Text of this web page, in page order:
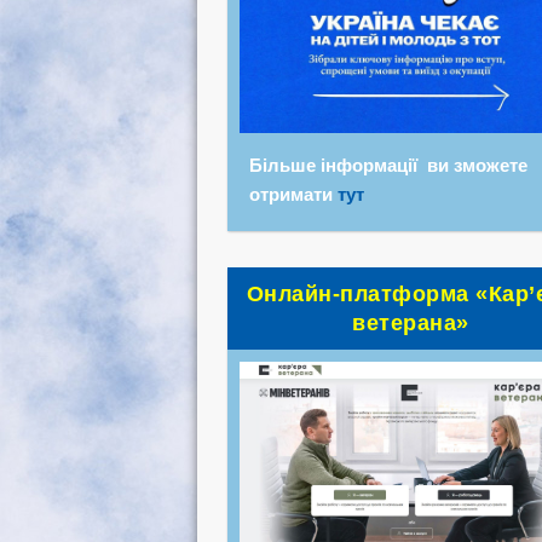
Більше інформації ви зможете
отриматитут
Онлайн-платформа
ветерана»